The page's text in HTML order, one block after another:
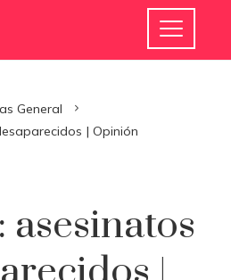
General
| Opinión